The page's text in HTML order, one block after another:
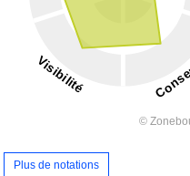
Plus de notations